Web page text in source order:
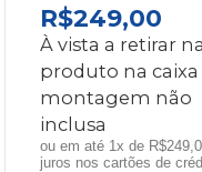
O
PREÇO
ORIGINAL
ERA:
R$349,00.
R$249,00O
É:
À vista a retirar
produto na caixa
montagem não
inclusa
ou em até 1x de
juros nos cartões de